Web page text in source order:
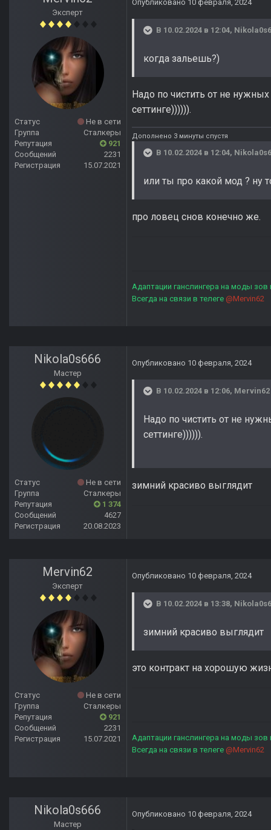
Эксперт
Статус
Не в сети
Группа
Сталкеры
Репутация
921
Сообщений
2231
Регистрация
15.07.2021
Опубликовано 10 февраля, 2024
В 10.02.2024 в 12:04,
когда зальешь?)
Надо по чистить от не
сеттинге)))))).
Дополнено 3 минуты спустя
В 10.02.2024 в 12:04,
или ты про какой мод ? ну
про ловец снов конечно же.
Адаптации ганслингера на моды зов
Всегда на связи в телеге @Mervin62
Nikola0s666
Мастер
Статус
Не в сети
Группа
Сталкеры
Репутация
1 374
Сообщений
4627
Регистрация
20.08.2023
Опубликовано 10 февраля, 2024
В 10.02.2024 в 12:06, Mervin62
Надо по чистить от не
сеттинге)))))).
зимний красиво выглядит
Mervin62
Эксперт
Статус
Не в сети
Группа
Сталкеры
Репутация
921
Сообщений
2231
Регистрация
15.07.2021
Опубликовано 10 февраля, 2024
В 10.02.2024 в 13:38,
зимний красиво выглядит
это контракт на хорошую
Адаптации ганслингера на моды зов
Всегда на связи в телеге @Mervin62
Nikola0s666
Мастер
Опубликовано 10 февраля, 2024